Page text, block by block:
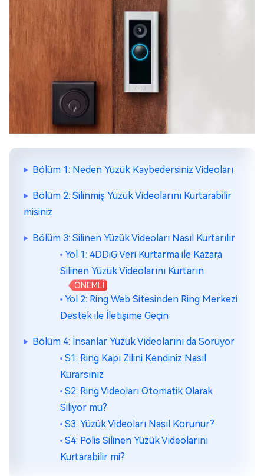
Bölüm 1: Neden Yüzük Kaybedersiniz Videoları
Bölüm 2: Silinmiş Yüzük Videolarını Kurtarabilir
misiniz
Bölüm 3: Silinen Yüzük Videoları Nasıl Kurtarılır
Yol 1: 4DDiG Veri Kurtarma ile Kazara
Silinen Yüzük Videolarını Kurtarın
ÖNEMLİ
Yol 2: Ring Web Sitesinden Ring Merkezi
Destek ile İletişime Geçin
Bölüm 4: İnsanlar Yüzük Videolarını da Soruyor
S1: Ring Kapı Zilini Kendiniz Nasıl
Kurarsınız
S2: Ring Videoları Otomatik Olarak
Siliyor mu?
S3: Yüzük Videoları Nasıl Korunur?
S4: Polis Silinen Yüzük Videolarını
Kurtarabilir mi?